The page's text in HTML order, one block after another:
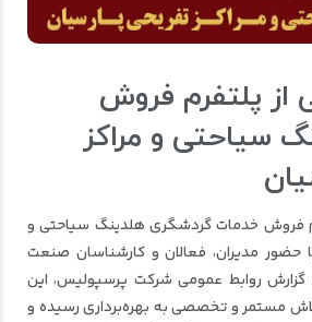
از پلتفرم فروش
سیاحتی و مراکز
فروش خدمات گردشگری هلدینگ سیاحتی و
حضور مدیران، فعالان و کارشناسان صنعت
گزارش روابط عمومی شرکت پرسپولیس، این
مستمر و تخصصی به بهره‌برداری رسیده و